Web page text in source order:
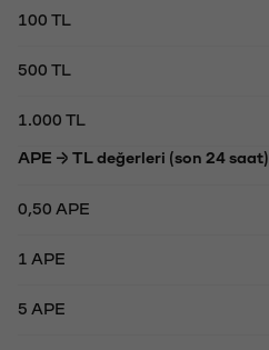
100 TL
500 TL
1.000 TL
APE → TL değerleri (son 24 saat)
0,50 APE
1 APE
5 APE